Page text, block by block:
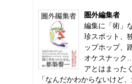
圏外編集者
編集に「術」
珍スポット、
ップホップ、
オケスナック
アとはまった
「なんだかわからないけど